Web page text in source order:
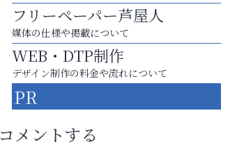
フリーペーパー芦屋人
媒体の仕様や掲載について
WEB・DTP制作
デザイン制作の料金や流れについて
PR
コメントする